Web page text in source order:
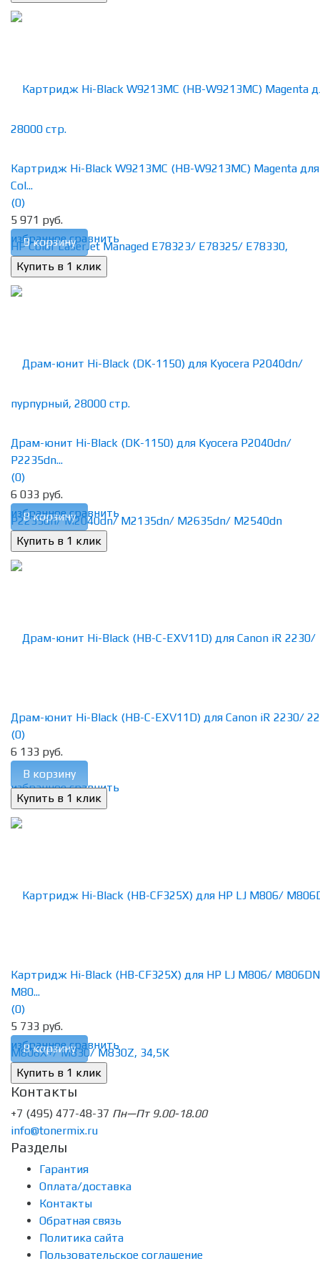
избранное сравнить
Картридж Hi-Black W9213MC (HB-W9213MC) Magenta
Col...
(0)
5 971 руб.
В корзину
избранное сравнить
Драм-юнит Hi-Black (DK-1150) для Kyocera P2040dn/
P2235dn...
(0)
6 033 руб.
В корзину
избранное сравнить
Драм-юнит Hi-Black (HB-C-EXV11D) для Canon iR 2230/
(0)
6 133 руб.
В корзину
избранное сравнить
Картридж Hi-Black (HB-CF325X) для HP LJ M806/
M80...
(0)
5 733 руб.
В корзину
Контакты
+7 (495) 477-48-37 Пн—Пт 9.00-18.00
info@tonermix.ru
Разделы
Гарантия
Оплата/доставка
Контакты
Обратная связь
Политика сайта
Пользовательское соглашение